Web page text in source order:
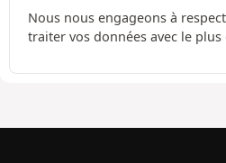
Nous nous engageons à
traiter vos données avec le